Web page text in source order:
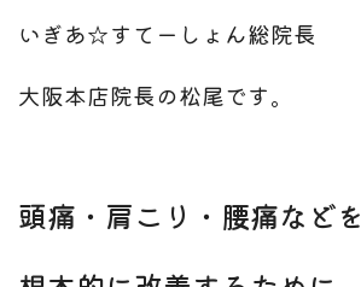
いぎあ☆すてーしょん総院長
大阪本店院長の松尾です。
頭痛・肩こり・腰痛などを